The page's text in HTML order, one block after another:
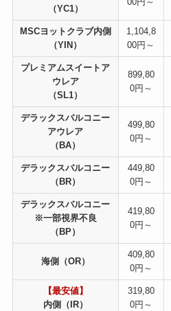
（YC1）
MSCヨットクラブ内側
（YIN）
1,104,8
00円～
プレミアムスイートア
ウレア
（SL1）
899,80
0円～
デラックスバルコニー
アウレア
（BA）
499,80
0円～
デラックスバルコニー
（BR）
449,80
0円～
デラックスバルコニー
※一部視界不良
（BP）
419,80
0円～
海側（OR）
409,80
0円～
【最安値】
内側（IR）
319,80
0円～